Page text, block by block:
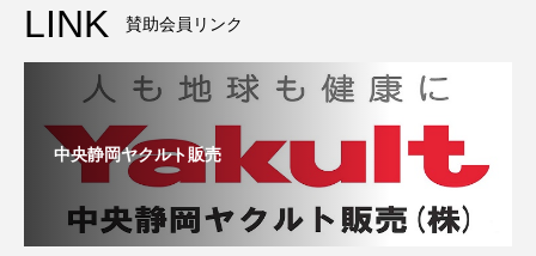
LINK 賛助会員リンク
中央静岡ヤクルト販売